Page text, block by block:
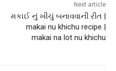
Next article
મકાઈ નું ખીચું બનાવવાની રીત |
makai nu khichu recipe |
makai na lot nu khichu